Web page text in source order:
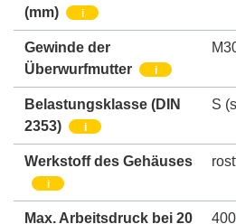
(mm)
i
Gewinde der
Überwurfmutter
i
Belastungsklasse (DIN
2353)
i
S
Werkstoff des Gehäuses
i
Max. Arbeitsdruck bei 20 400